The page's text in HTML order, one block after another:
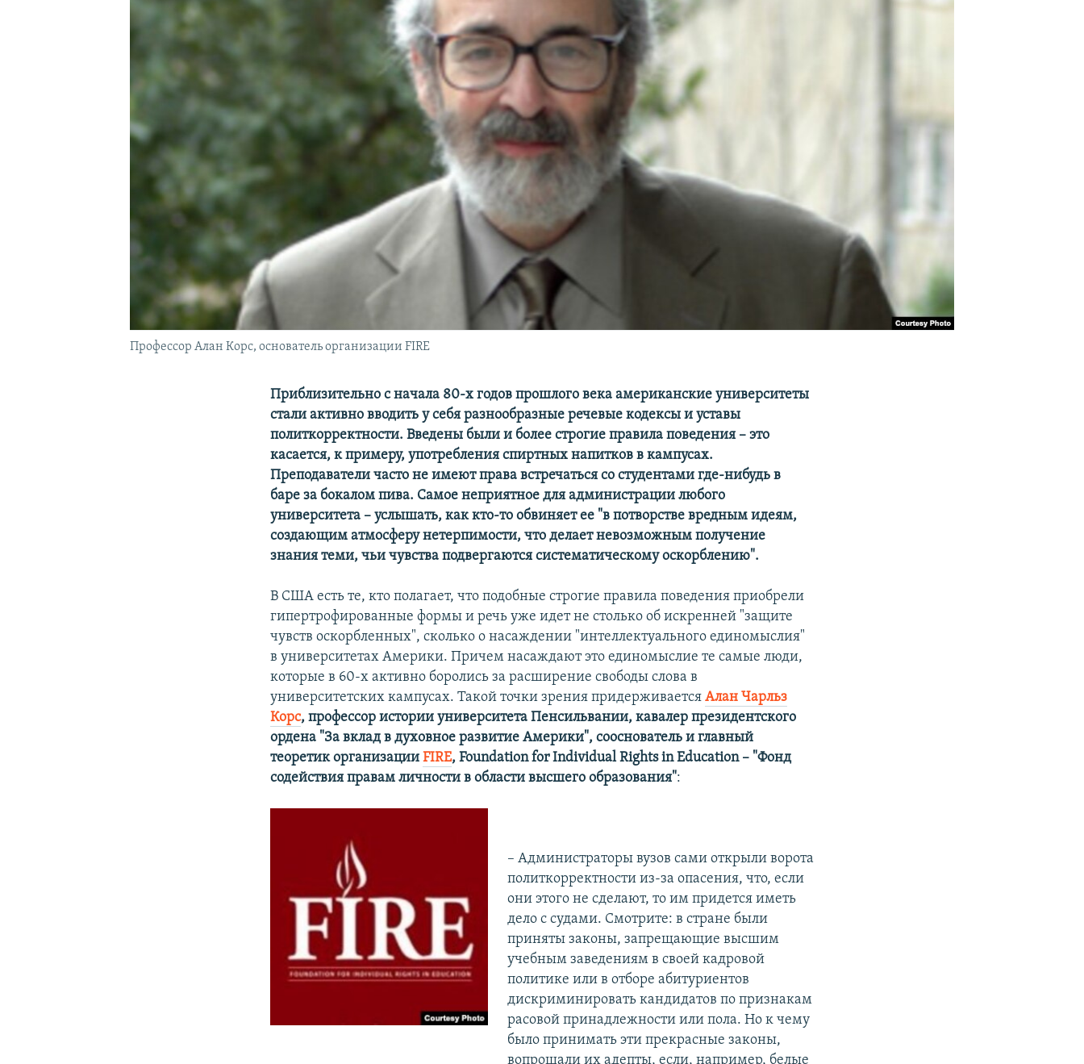
Профессор Алан Корс, основатель организации FIRE
Приблизительно с начала 80-х годов прошлого века американские университеты
стали активно вводить у себя разнообразные речевые кодексы и уставы
политкорректности. Введены были и более строгие правила поведения – это
касается, к примеру, употребления спиртных напитков в кампусах.
Преподаватели часто не имеют права встречаться со студентами где-нибудь в
баре за бокалом пива. Самое неприятное для администрации любого
университета – услышать, как кто-то обвиняет ее "в потворстве вредным идеям,
создающим атмосферу нетерпимости, что делает невозможным получение
знания теми, чьи чувства подвергаются систематическому оскорблению".
В США есть те, кто полагает, что подобные строгие правила поведения приобрели
гипертрофированные формы и речь уже идет не столько об искренней "защите
чувств оскорбленных", сколько о насаждении "интеллектуального единомыслия"
в университетах Америки. Причем насаждают это единомыслие те самые люди,
которые в 60-х активно боролись за расширение свободы слова в
университетских кампусах. Такой точки зрения придерживаетсяАлан Чарльз
Корс, профессор истории университета Пенсильвании, кавалер президентского
ордена "За вклад в духовное развитие Америки", сооснователь и главный
теоретик организацииFIRE, Foundation for Individual Rights in Education – "Фонд
содействия правам личности в области высшего образования":
– Администраторы вузов сами открыли ворота
политкорректности из-за опасения, что, если
они этого не сделают, то им придется иметь
дело с судами. Смотрите: в стране были
приняты законы, запрещающие высшим
учебным заведениям в своей кадровой
политике или в отборе абитуриентов
дискриминировать кандидатов по признакам
расовой принадлежности или пола. Но к чему
было принимать эти прекрасные законы,
вопрошали их адепты, если, например, белые